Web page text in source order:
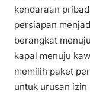
kendaraan
persiapan
berangkat
kapal menuju
memilih paket
untuk urusan